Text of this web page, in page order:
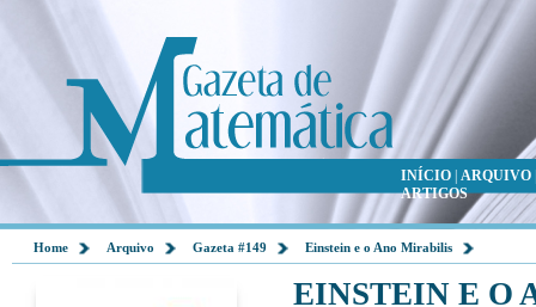
INÍCIO ARQUIVO
ARTIGOS
Home Arquivo Gazeta #149 Einstein e o Ano Mirabilis
EINSTEIN E O